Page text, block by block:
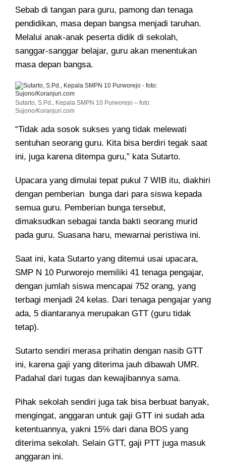
Sebab di tangan para guru, pamong dan tenaga
pendidikan, masa depan bangsa menjadi taruhan.
Melalui anak-anak peserta didik di sekolah,
sanggar-sanggar belajar, guru akan menentukan
masa depan bangsa.
Sutarto, S.Pd., Kepala SMPN 10 Purworejo – foto:
Sujono/Koranjuri.com
“Tidak ada sosok sukses yang tidak melewati
sentuhan seorang guru. Kita bisa berdiri tegak saat
ini, juga karena ditempa guru,” kata Sutarto.
Upacara yang dimulai tepat pukul 7 WIB itu, diakhiri
dengan pemberian bunga dari para siswa kepada
semua guru. Pemberian bunga tersebut,
dimaksudkan sebagai tanda bakti seorang murid
pada guru. Suasana haru, mewarnai peristiwa ini.
Saat ini, kata Sutarto yang ditemui usai upacara,
SMP N 10 Purworejo memiliki 41 tenaga pengajar,
dengan jumlah siswa mencapai 752 orang, yang
terbagi menjadi 24 kelas. Dari tenaga pengajar yang
ada, 5 diantaranya merupakan GTT (guru tidak
tetap).
Sutarto sendiri merasa prihatin dengan nasib GTT
ini, karena gaji yang diterima jauh dibawah UMR.
Padahal dari tugas dan kewajibannya sama.
Pihak sekolah sendiri juga tak bisa berbuat banyak,
mengingat, anggaran untuk gaji GTT ini sudah ada
ketentuannya, yakni 15℅ dari dana BOS yang
diterima sekolah. Selain GTT, gaji PTT juga masuk
anggaran ini.